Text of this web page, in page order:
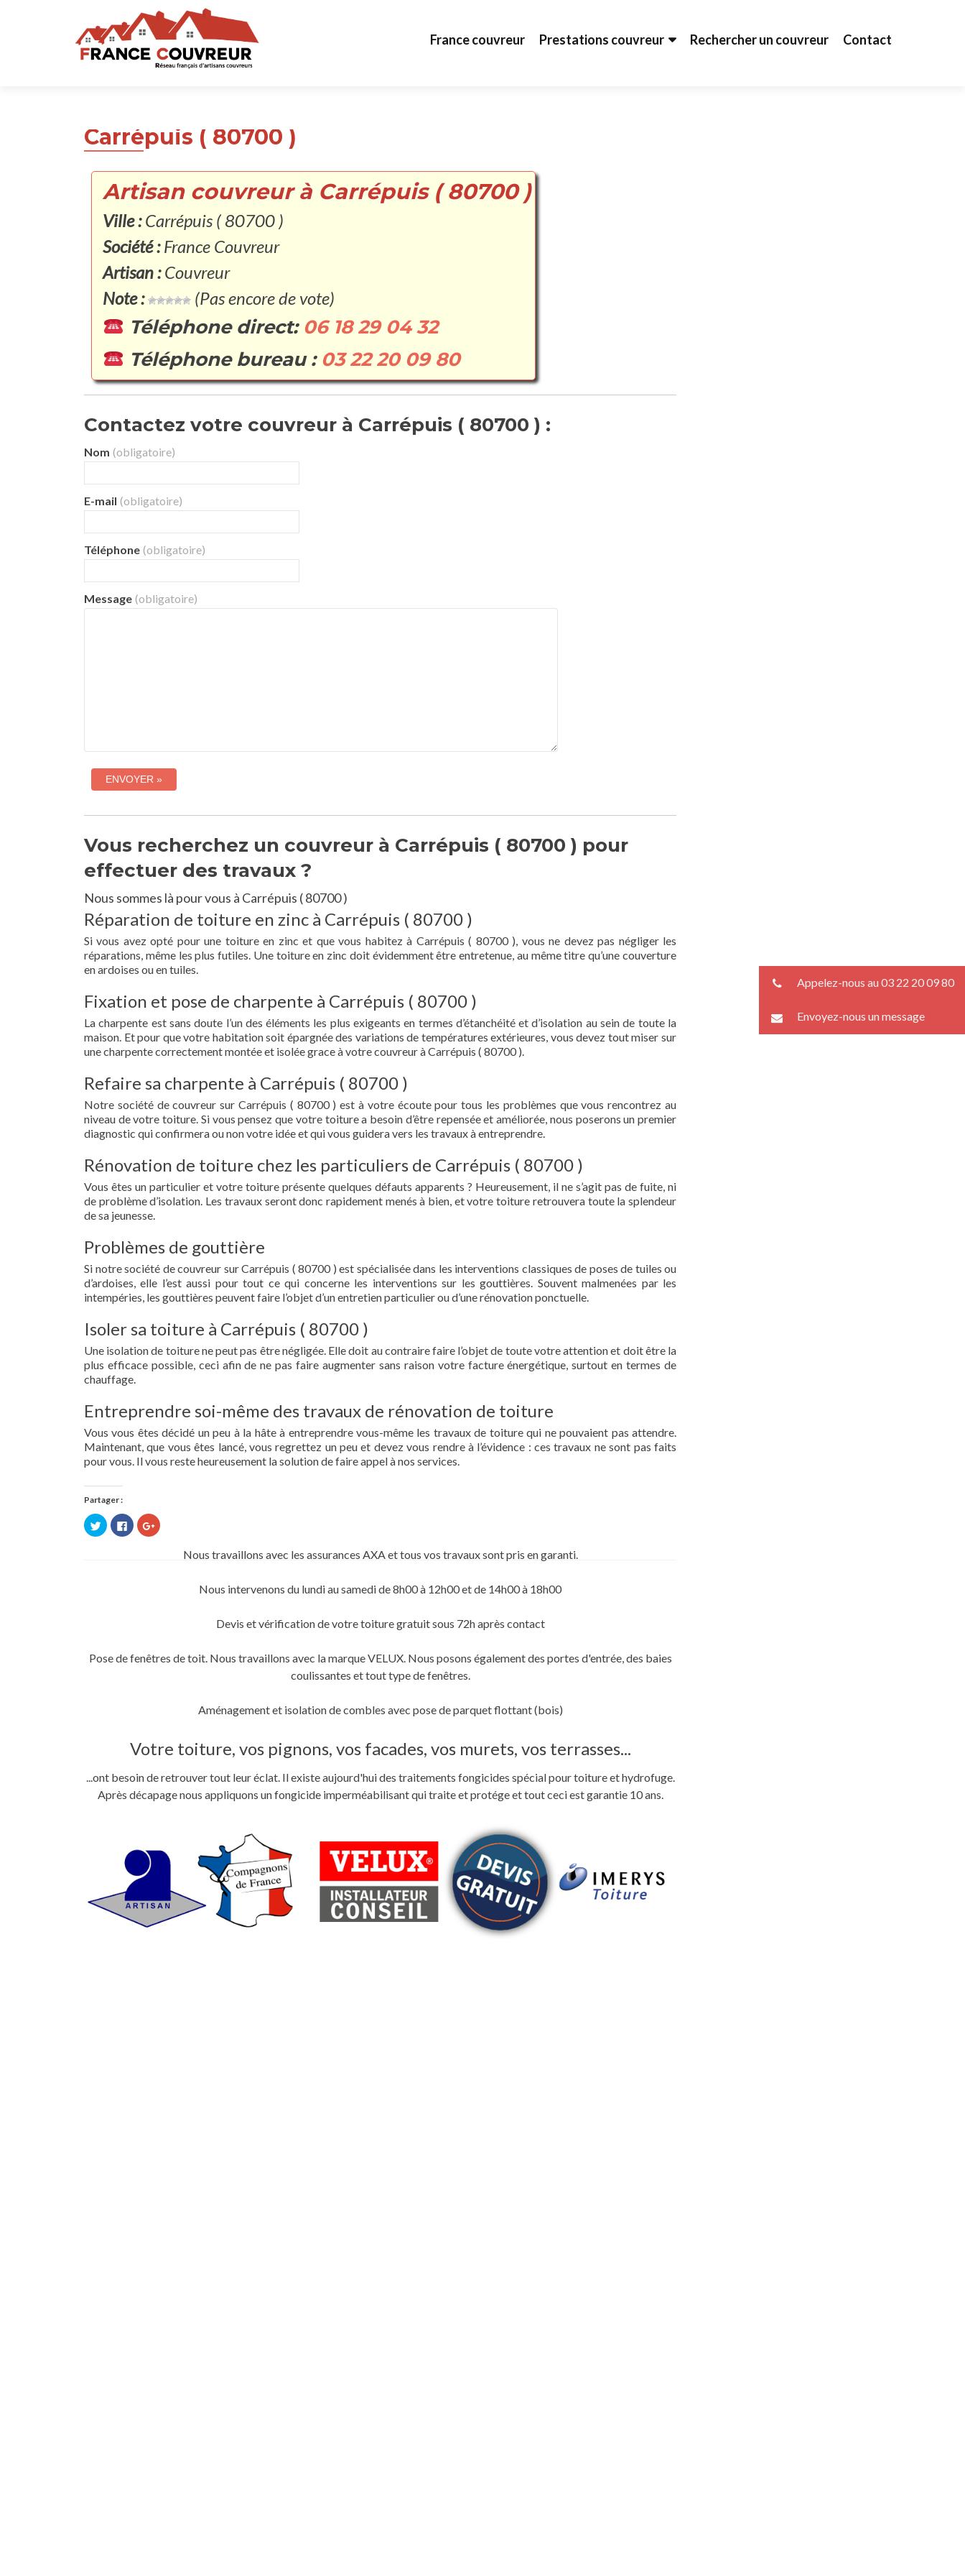
France couvreur Prestations couvreur Rechercher un couvreur Contact
Carrépuis ( 80700 )
Artisan couvreur à Carrépuis ( 80700 )
Ville :Carrépuis ( 80700 )
Société :France Couvreur
Artisan :Couvreur
Note :
(Pas encore de vote)
Téléphone direct: 06 18 29 04 32
Téléphone bureau : 03 22 20 09 80
Contactez votre couvreur à Carrépuis ( 80700 ) :
Nom (obligatoire)
E-mail (obligatoire)
Téléphone (obligatoire)
Message (obligatoire)
Vous recherchez un couvreur à Carrépuis ( 80700 ) pour
effectuer des travaux ?
Nous sommes là pour vous à Carrépuis ( 80700 )
Réparation de toiture en zinc à Carrépuis ( 80700 )
Si vous avez opté pour une toiture en zinc et que vous habitez à Carrépuis ( 80700 ), vous ne devez pas négliger les
réparations, même les plus futiles. Une toiture en zinc doit évidemment être entretenue, au même titre qu’une couverture
en ardoises ou en tuiles.
Fixation et pose de charpente à Carrépuis ( 80700 )
La charpente est sans doute l’un des éléments les plus exigeants en termes d’étanchéité et d’isolation au sein de toute la
maison. Et pour que votre habitation soit épargnée des variations de températures extérieures, vous devez tout miser sur
une charpente correctement montée et isolée grace à votre couvreur à Carrépuis ( 80700 ).
Refaire sa charpente à Carrépuis ( 80700 )
Notre société de couvreur sur Carrépuis ( 80700 ) est à votre écoute pour tous les problèmes que vous rencontrez au
niveau de votre toiture. Si vous pensez que votre toiture a besoin d’être repensée et améliorée, nous poserons un premier
diagnostic qui confirmera ou non votre idée et qui vous guidera vers les travaux à entreprendre.
Rénovation de toiture chez les particuliers de Carrépuis ( 80700 )
Vous êtes un particulier et votre toiture présente quelques défauts apparents ? Heureusement, il ne s’agit pas de fuite, ni
de problème d’isolation. Les travaux seront donc rapidement menés à bien, et votre toiture retrouvera toute la splendeur
de sa jeunesse.
Problèmes de gouttière
Si notre société de couvreur sur Carrépuis ( 80700 ) est spécialisée dans les interventions classiques de poses de tuiles ou
d’ardoises, elle l’est aussi pour tout ce qui concerne les interventions sur les gouttières. Souvent malmenées par les
intempéries, les gouttières peuvent faire l’objet d’un entretien particulier ou d’une rénovation ponctuelle.
Isoler sa toiture à Carrépuis ( 80700 )
Une isolation de toiture ne peut pas être négligée. Elle doit au contraire faire l’objet de toute votre attention et doit être la
plus efficace possible, ceci afin de ne pas faire augmenter sans raison votre facture énergétique, surtout en termes de
chauffage.
Entreprendre soi-même des travaux de rénovation de toiture
Vous vous êtes décidé un peu à la hâte à entreprendre vous-même les travaux de toiture qui ne pouvaient pas attendre.
Maintenant, que vous êtes lancé, vous regrettez un peu et devez vous rendre à l’évidence : ces travaux ne sont pas faits
pour vous. Il vous reste heureusement la solution de faire appel à nos services.
Partager :
Cliquez
pour
partager
Cliquez
pour
partager
Facebook(ouvre
Cliquez
pour
Google+Nous travaillons avec les assurances AXA et tous vos travaux sont pris en garanti.
Nous intervenons du lundi au samedi de 8h00 à 12h00 et de 14h00 à 18h00
Devis et vérification de votre toiture gratuit sous 72h après contact
Pose de fenêtres de toit. Nous travaillons avec la marque VELUX. Nous posons également des portes d'entrée, des baies
coulissantes et tout type de fenêtres.
Aménagement et isolation de combles avec pose de parquet flottant (bois)
Votre toiture, vos pignons, vos facades, vos murets, vos terrasses...
...ont besoin de retrouver tout leur éclat. Il existe aujourd'hui des traitements fongicides spécial pour toiture et hydrofuge.
Après décapage nous appliquons un fongicide imperméabilisant qui traite et protége et tout ceci est garantie 10 ans.
Appelez-nous au 03 22 20 09 80
Envoyez-nous un message